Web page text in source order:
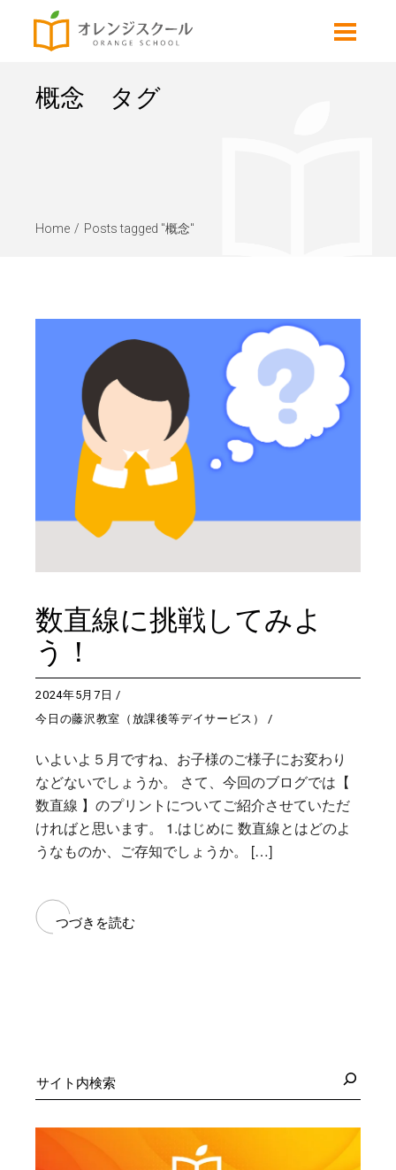
概念 タグ
Home Posts tagged "概念"
数直線に挑戦してみよ
う！
2024年5月7日
今日の藤沢教室（放課後等デイサービス）
いよいよ５月ですね、お子様のご様子にお変わり
などないでしょうか。 さて、今回のブログでは【
数直線 】のプリントについてご紹介させていただ
ければと思います。 1.はじめに 数直線とはどのよ
うなものか、ご存知でしょうか。 […]
つづきを読む
索